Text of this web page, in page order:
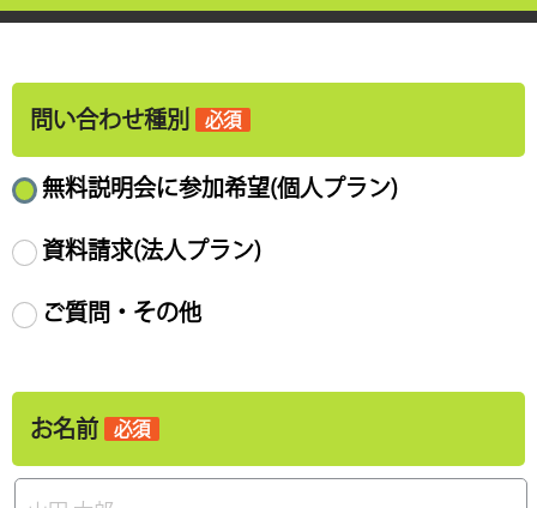
問い合わせ種別 必須
無料説明会に参加希望(個人プラン)
資料請求(法人プラン)
ご質問・その他
お名前 必須